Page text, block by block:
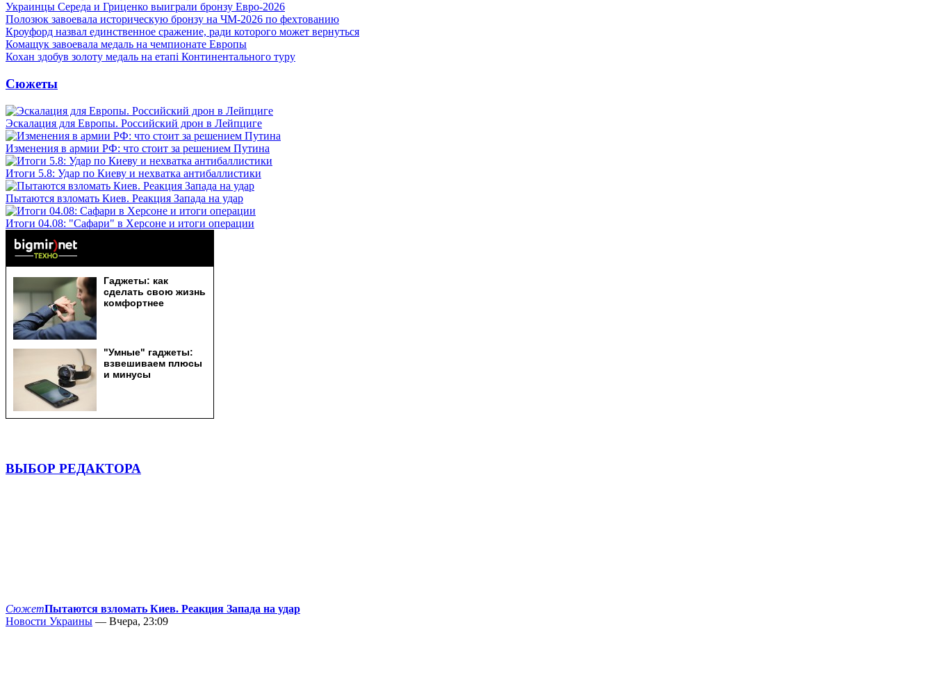
Украинцы Середа и Гриценко выиграли бронзу Евро-2026
Полозюк завоевала историческую бронзу на ЧМ-2026 по фехтованию
Кроуфорд назвал единственное сражение, ради которого может вернуться
Комащук завоевала медаль на чемпионате Европы
Кохан здобув золоту медаль на етапі Континентального туру
Сюжеты
Эскалация для Европы. Российский дрон в Лейпциге
Изменения в армии РФ: что стоит за решением Путина
Итоги 5.8: Удар по Киеву и нехватка антибаллистики
Пытаются взломать Киев. Реакция Запада на удар
Итоги 04.08: "Сафари" в Херсоне и итоги операции
ВЫБОР РЕДАКТОРА
СюжетПытаются взломать Киев. Реакция Запада на удар
Новости Украины — Вчера, 23:09